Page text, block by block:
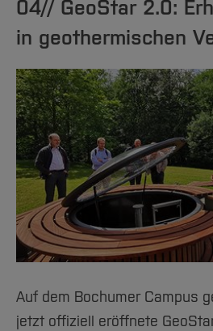
04// GeoStar 2.0:
in geothermischen
Auf dem Bochumer Campus
jetzt offiziell eröffnete